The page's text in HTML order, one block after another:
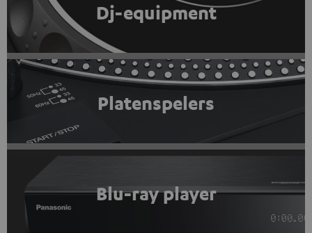
Dj-equipment
Platenspelers
Blu-ray player